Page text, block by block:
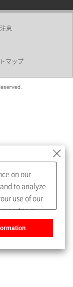
と、技術情報や
。
意
マップ
on our
to analyze
use of our
partners,